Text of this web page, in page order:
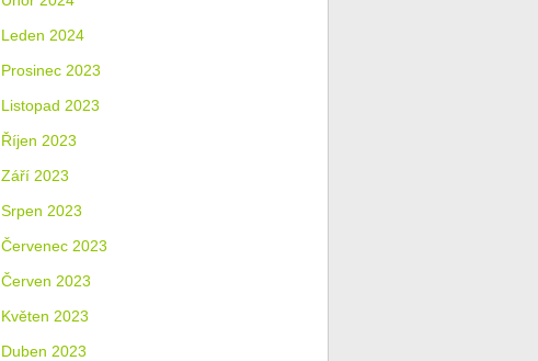
Leden 2024
Prosinec 2023
Listopad 2023
Říjen 2023
Září 2023
Srpen 2023
Červenec 2023
Červen 2023
Květen 2023
Duben 2023